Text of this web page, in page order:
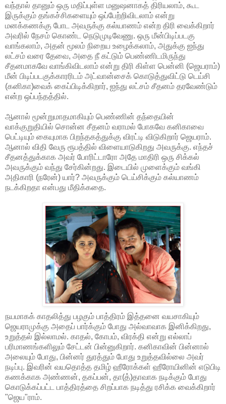
வந்தால் தானும் ஒரு மதிப்புள்ள மனுஷனாகத் திரியலாம், கூட
இருக்கும் தங்கச்சிகளையும் ஒப்பேற்றிவிடலாம் என்று
மனக்கணக்கு போட அவருக்கு கல்யாணம் என்ற திரி வைக்கிறார்
அவரில் நேசம் கொண்ட நெடுமுடிவேணு. ஒரு மீன்பிடிப்படகு
வாங்கலாம், அதன் மூலம் நிறைய உழைக்கலாம், அதுக்கு ஐந்து
லட்சம் வரை தேவை, அதை நீ கட்டும் பெண்ணிடமிருந்து
சீதனமாகவே வாங்கிவிடலாம் என்று திரி கிள்ள பென்னி (ஜெயராம்)
மீன் பிடிப்படகுக்காரரிடம் அட்வான்சைக் கொடுத்துவிட்டு டெய்சி
(கனிகா)வைக் கைப்பிடிக்கிறார், ஐந்து லட்சம் சீதனம் தரவேண்டும்
என்ற ஒப்பந்தத்தில்.
ஆனால் மூன்றுமாதமாகியும் பெண்ணின் தந்தையின்
வாக்குறுதியில் சொன்ன சீதனம் வராமல் போகவே கனிகாவை
பெட்டியும் கையுமாக பிறந்தகத்துக்கு விரட்டி விடுகிறார் ஜெயராம்.
ஆனால் விதி வேரு ரூபத்தில் விளையாடுகிறது அவருக்கு. எந்தச்
சீதனத்துக்காக அவர் போரிட்டாரோ அதே மாதிரி ஒரு சிக்கல்
அவருக்கும் வந்து சேர்கின்றது. இடையில் முளைக்கும் வங்கி
அதிகாரி (நரேன்) யார்? அவருக்கும் டெய்சிக்கும் கல்யாணம்
நடக்கிறதா என்பது மீதிக்கதை.
நயமாகக் காதலித்து பழகும் பாத்திரம் இத்தனை வயசாகியும்
ஜெயராமுக்கு அதைப் பார்க்கும் போது அல்வாவாக இனிக்கிறது,
உறுத்தல் இல்லாமல். காதல், கோபம், விரக்தி என்று எல்லாப்
பரிமாணங்களிலும் சேட்டன் பின்னுகிறார். கனிகாவின் பின்னால்
அலையும் போது, பின்னர் துரத்தும் போது உறுத்தவில்லை அவர்
நடிப்பு. இவரின் வயதொத்த தமிழ் ஹீரோக்கள் ஹீரோயினின் எடுபிடி
கணக்காக அண்ணன், தகப்பன், தா(த்)தாவாக நடிக்கும் போது
கொடுக்கப்பட்ட பாத்திரத்தை சிறப்பாக நடித்து ரசிக்க வைக்கிறார்
"ஜெய"ராம்.